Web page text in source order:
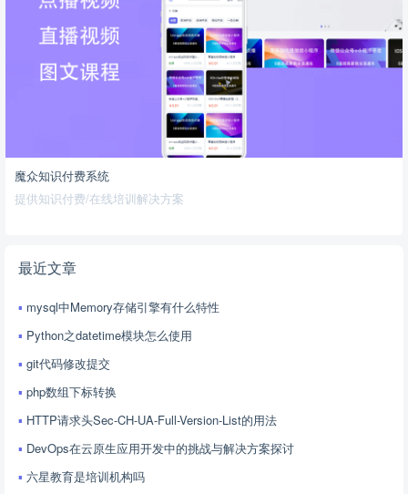
魔众知识付费系统
提供知识付费/在线培训解决方案
最近文章
mysql中Memory存储引擎有什么特性
Python之datetime模块怎么使用
git代码修改提交
php数组下标转换
HTTP请求头Sec-CH-UA-Full-Version-List的用法
DevOps在云原生应用开发中的挑战与解决方案探讨
六星教育是培训机构吗